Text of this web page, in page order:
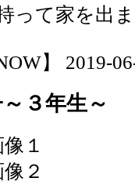
って家を出
】 2019-
３年生～